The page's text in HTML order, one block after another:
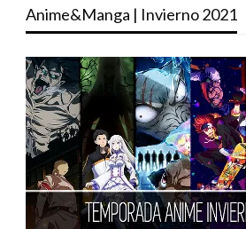
Anime&Manga | Invierno 2021